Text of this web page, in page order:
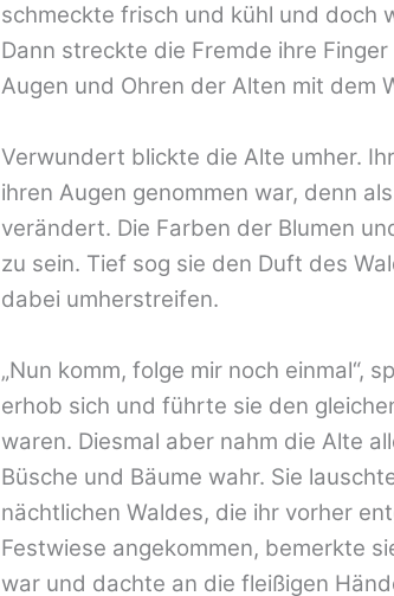
schmeckte frisch und kühl und doch
Dann streckte die Fremde ihre
Augen und Ohren der Alten mit dem
Verwundert blickte die Alte umher.
ihren Augen genommen war, denn
verändert. Die Farben der Blumen
zu sein. Tief sog sie den Duft des
dabei umherstreifen.
„Nun komm, folge mir noch einmal“,
erhob sich und führte sie den
waren. Diesmal aber nahm die Alte
Büsche und Bäume wahr. Sie
nächtlichen Waldes, die ihr vorher
Festwiese angekommen, bemerkte
war und dachte an die fleißigen